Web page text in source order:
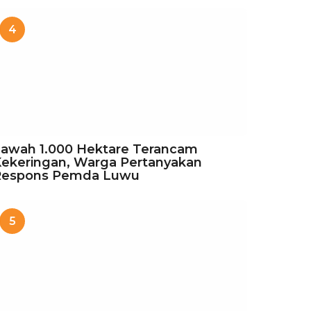
4
1.000 Hektare Terancam
Warga Pertanyakan
Pemda Luwu
5